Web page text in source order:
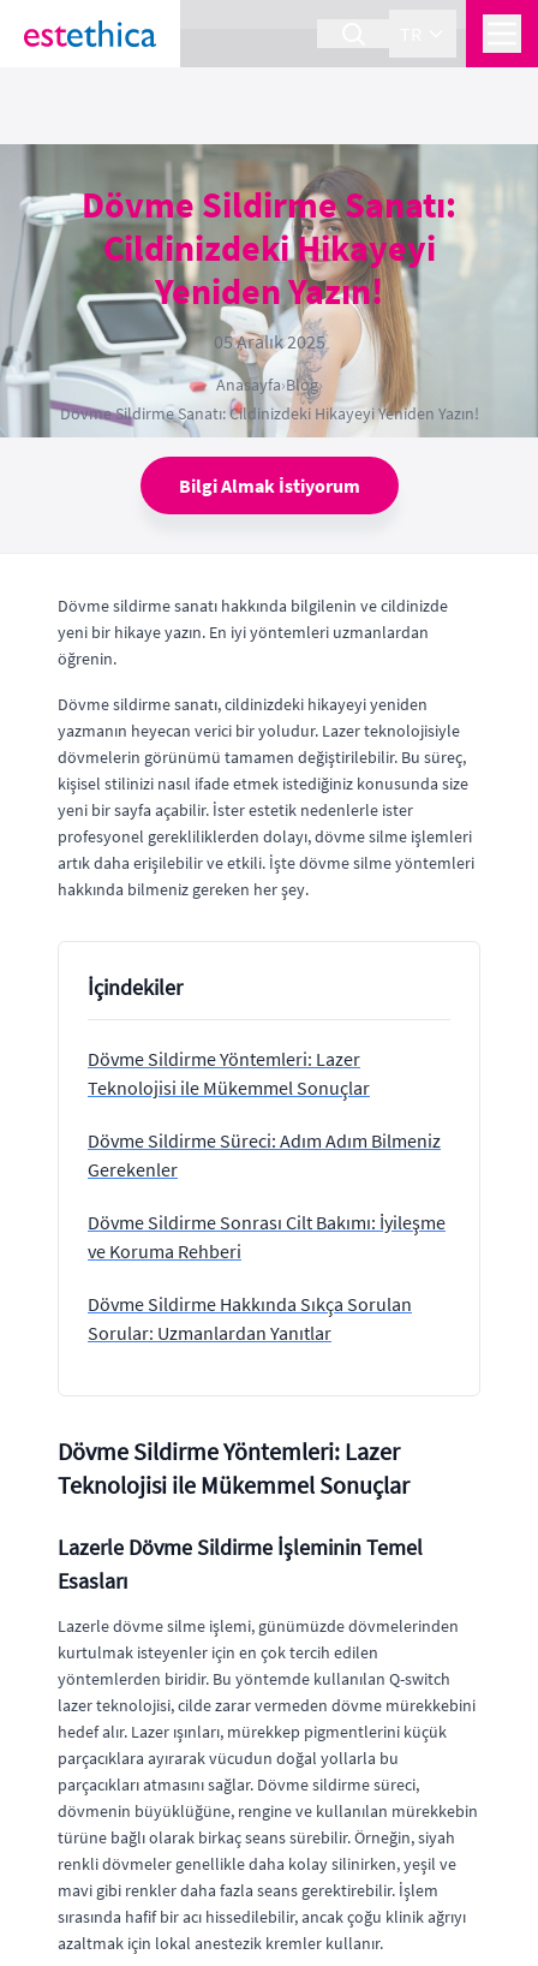
section Service {
Dövme Sildirme Sanatı:
Cildinizdeki Hikayeyi
Yeniden Yazın!
05 Aralık 2025
Anasayfa›Blog›
Dövme Sildirme Sanatı: Cildinizdeki Hikayeyi Yeniden Yazın!
Bilgi Almak İstiyorum
Dövme sildirme sanatı hakkında bilgilenin ve cildinizde
yeni bir hikaye yazın. En iyi yöntemleri uzmanlardan
öğrenin.
Dövme sildirme sanatı, cildinizdeki hikayeyi yeniden
yazmanın heyecan verici bir yoludur. Lazer teknolojisiyle
dövmelerin görünümü tamamen değiştirilebilir. Bu süreç,
kişisel stilinizi nasıl ifade etmek istediğiniz konusunda size
yeni bir sayfa açabilir. İster estetik nedenlerle ister
profesyonel gerekliliklerden dolayı, dövme silme işlemleri
artık daha erişilebilir ve etkili. İşte dövme silme yöntemleri
hakkında bilmeniz gereken her şey.
İçindekiler
Dövme Sildirme Yöntemleri: Lazer
Teknolojisi ile Mükemmel Sonuçlar
Dövme Sildirme Süreci: Adım Adım Bilmeniz
Gerekenler
Dövme Sildirme Sonrası Cilt Bakımı: İyileşme
ve Koruma Rehberi
Dövme Sildirme Hakkında Sıkça Sorulan
Sorular: Uzmanlardan Yanıtlar
Dövme Sildirme Yöntemleri: Lazer
Teknolojisi ile Mükemmel Sonuçlar
Lazerle Dövme Sildirme İşleminin Temel
Esasları
Lazerle dövme silme işlemi, günümüzde dövmelerinden
kurtulmak isteyenler için en çok tercih edilen
yöntemlerden biridir. Bu yöntemde kullanılan Q-switch
lazer teknolojisi, cilde zarar vermeden dövme mürekkebini
hedef alır. Lazer ışınları, mürekkep pigmentlerini küçük
parçacıklara ayırarak vücudun doğal yollarla bu
parçacıkları atmasını sağlar. Dövme sildirme süreci,
dövmenin büyüklüğüne, rengine ve kullanılan mürekkebin
türüne bağlı olarak birkaç seans sürebilir. Örneğin, siyah
renkli dövmeler genellikle daha kolay silinirken, yeşil ve
mavi gibi renkler daha fazla seans gerektirebilir. İşlem
sırasında hafif bir acı hissedilebilir, ancak çoğu klinik ağrıyı
azaltmak için lokal anestezik kremler kullanır.